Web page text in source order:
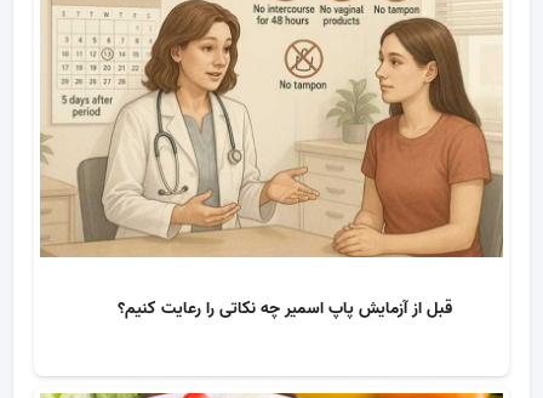
قبل از آزمایش پاپ اسمیر چه نکاتی را رعایت کنیم؟